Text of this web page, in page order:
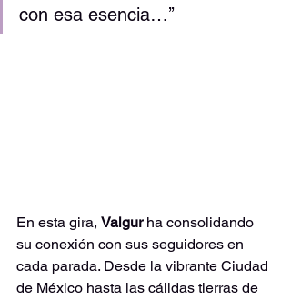
con esa esencia…’’
En esta gira, Valgur ha consolidando
su conexión con sus seguidores en
cada parada. Desde la vibrante Ciudad
de México hasta las cálidas tierras de